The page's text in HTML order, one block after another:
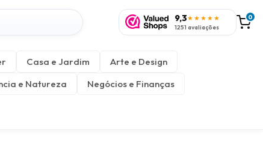
9,3★★★★★
1251 avaliações
0
Casa e Jardim
Arte e Design
e Natureza
Negócios e Finanças